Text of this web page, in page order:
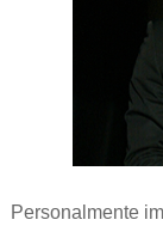
Personalmente